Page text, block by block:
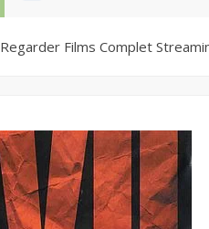
Regarder Films Complet